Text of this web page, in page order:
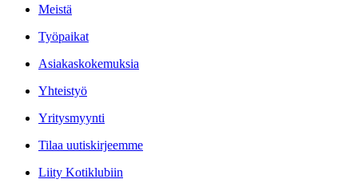
Meistä
Työpaikat
Asiakaskokemuksia
Yhteistyö
Yritysmyynti
Tilaa uutiskirjeemme
Liity Kotiklubiin